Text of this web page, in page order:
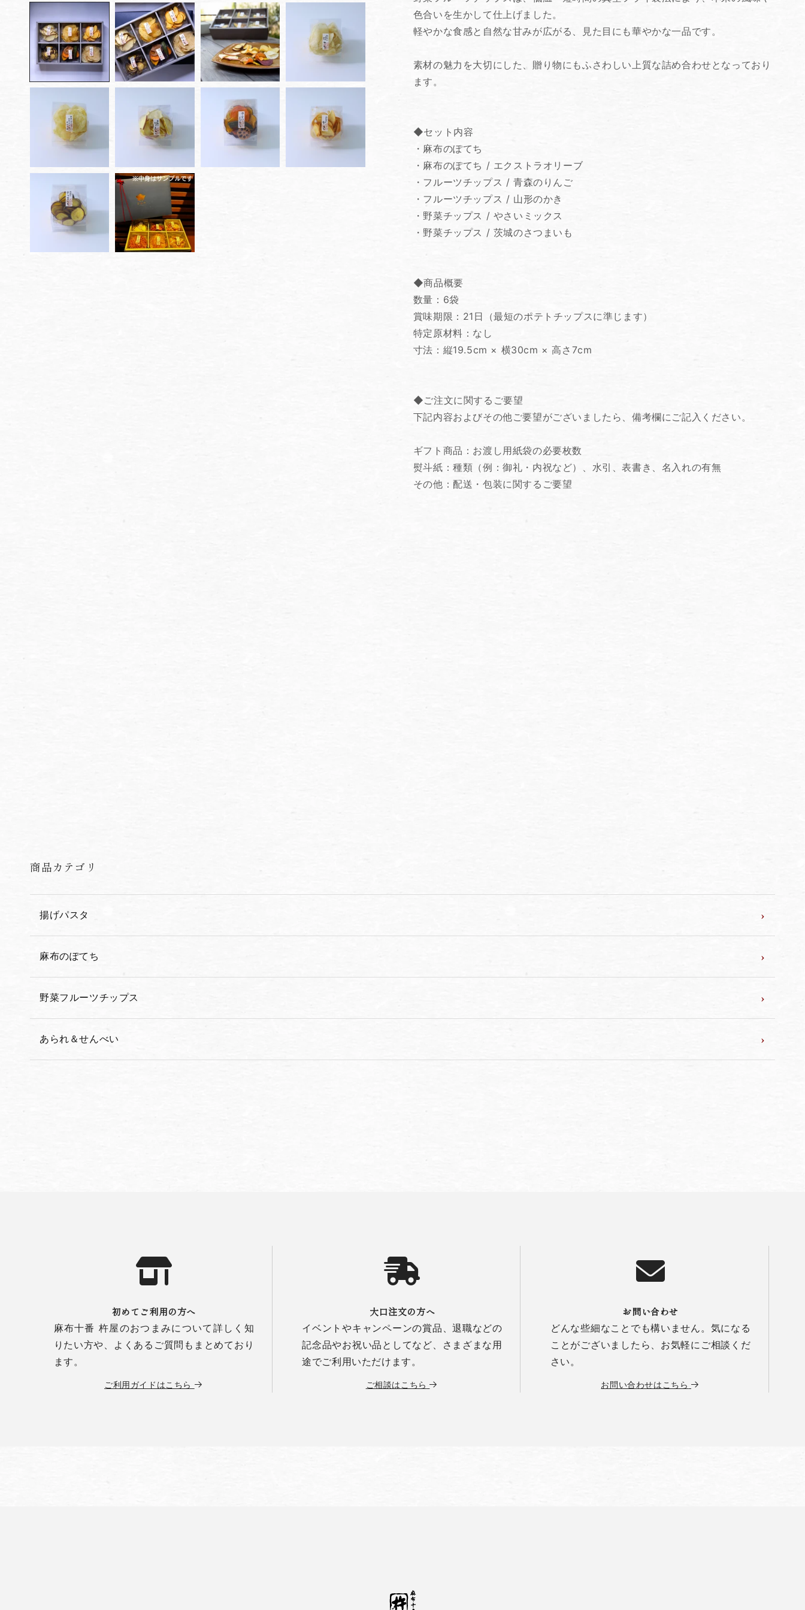
て
ち
の
量
を
減
て
ち
の
量
色合いを生かして仕上げました。
軽やかな食感と自然な甘みが広がる、見た目にも華やかな一品です。
素材の魅力を大切にした、贈り物にもふさわしい上質な詰め合わせとなっており
ます。
◆セット内容
・麻布のぽてち
・麻布のぽてち / エクストラオリーブ
・フルーツチップス / 青森のりんご
・フルーツチップス / 山形のかき
・野菜チップス / やさいミックス
・野菜チップス / 茨城のさつまいも
◆商品概要
数量：6袋
賞味期限：21日（最短のポテトチップスに準じます）
特定原材料：なし
寸法：縦19.5cm × 横30cm × 高さ7cm
◆ご注文に関するご要望
下記内容およびその他ご要望がございましたら、備考欄にご記入ください。
ギフト商品：お渡し用紙袋の必要枚数
熨斗紙：種類（例：御礼・内祝など）、水引、表書き、名入れの有無
その他：配送・包装に関するご要望
商品カテゴリ
揚げパスタ ›
麻布のぽてち ›
野菜フルーツチップス ›
あられ＆せんべい ›
初めてご利用の方へ
麻布十番 杵屋のおつまみについて詳しく知
りたい方や、よくあるご質問もまとめており
ます。
ご利用ガイドはこちら
大口注文の方へ
イベントやキャンペーンの賞品、退職などの
記念品やお祝い品としてなど、さまざまな用
途でご利用いただけます。
ご相談はこちら
お問い合わせ
どんな些細なことでも構いません。気になる
ことがございましたら、お気軽にご相談くだ
さい。
お問い合わせはこちら